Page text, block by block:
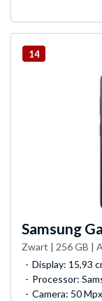
14
Samsung
Zwart | 256 GB |
Display: 15,93
Processor:
Camera: 50